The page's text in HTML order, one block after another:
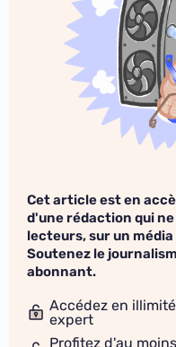
Cet article est en
d'une rédaction qui
lecteurs, sur un
Soutenez le
abonnant.
Accédez en
expert
Profitez d'au